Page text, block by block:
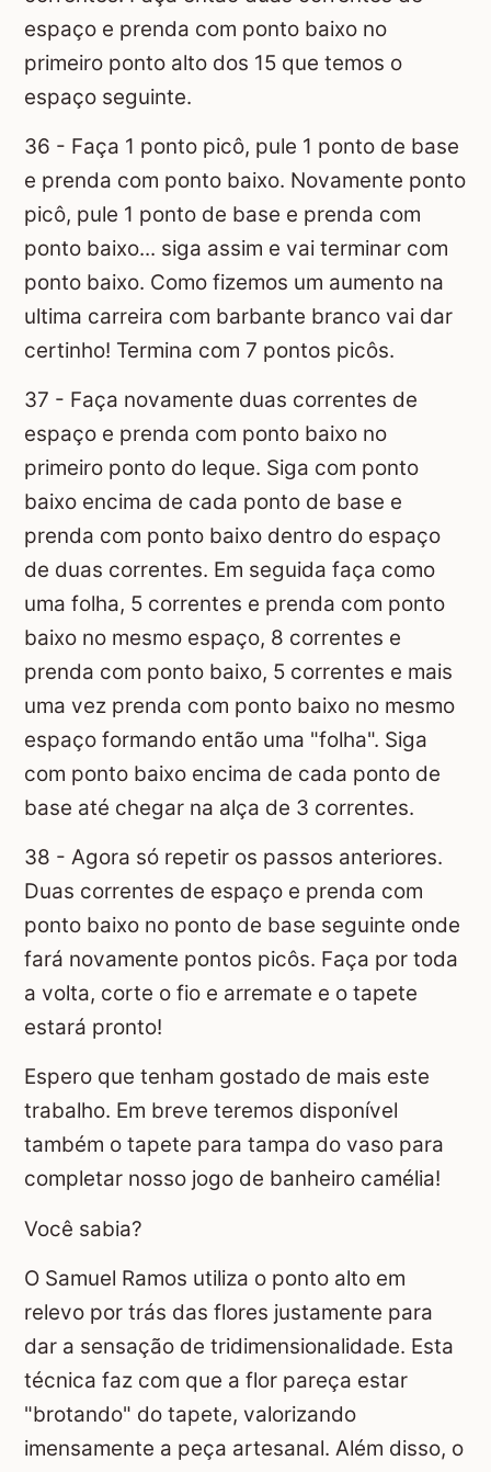
espaço e prenda com ponto baixo no
primeiro ponto alto dos 15 que temos o
espaço seguinte.
36 - Faça 1 ponto picô, pule 1 ponto de base
e prenda com ponto baixo. Novamente ponto
picô, pule 1 ponto de base e prenda com
ponto baixo... siga assim e vai terminar com
ponto baixo. Como fizemos um aumento na
ultima carreira com barbante branco vai dar
certinho! Termina com 7 pontos picôs.
37 - Faça novamente duas correntes de
espaço e prenda com ponto baixo no
primeiro ponto do leque. Siga com ponto
baixo encima de cada ponto de base e
prenda com ponto baixo dentro do espaço
de duas correntes. Em seguida faça como
uma folha, 5 correntes e prenda com ponto
baixo no mesmo espaço, 8 correntes e
prenda com ponto baixo, 5 correntes e mais
uma vez prenda com ponto baixo no mesmo
espaço formando então uma "folha". Siga
com ponto baixo encima de cada ponto de
base até chegar na alça de 3 correntes.
38 - Agora só repetir os passos anteriores.
Duas correntes de espaço e prenda com
ponto baixo no ponto de base seguinte onde
fará novamente pontos picôs. Faça por toda
a volta, corte o fio e arremate e o tapete
estará pronto!
Espero que tenham gostado de mais este
trabalho. Em breve teremos disponível
também o tapete para tampa do vaso para
completar nosso jogo de banheiro camélia!
Você sabia?
O Samuel Ramos utiliza o ponto alto em
relevo por trás das flores justamente para
dar a sensação de tridimensionalidade. Esta
técnica faz com que a flor pareça estar
"brotando" do tapete, valorizando
imensamente a peça artesanal. Além disso, o